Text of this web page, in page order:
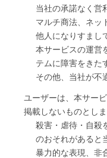
当社の承諾なく営
マルチ商法、ネッ
他人になりすまし
本サービスの運営
テムに障害をきた
その他、当社が不
ユーザーは、本サー
掲載しないものとしま
殺害・虐待・自殺
のおそれがあると
暴力的な表現、非